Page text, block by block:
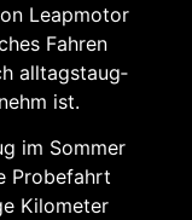
Leap­mo­tor
Fah­ren
all­tags­taug­
ist.
im Som­mer
Pro­be­fahrt
Kilo­me­ter